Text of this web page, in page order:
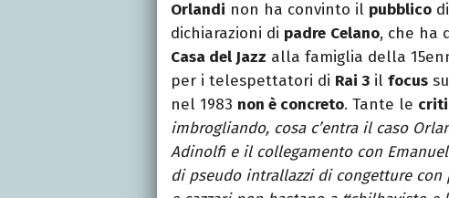
Orlandi non ha convinto il pubblico di
dichiarazioni di padre Celano, che ha
Casa del Jazz alla famiglia della
per i telespettatori di Rai 3 il focus
nel 1983 non è concreto. Tante le
imbrogliando, cosa c’entra il caso
Adinolfi e il collegamento con
di pseudo intrallazzi di congetture